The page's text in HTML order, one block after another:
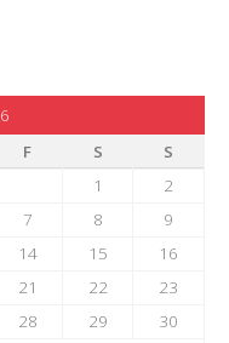
F S
S
1
2
7 8
9
14 15
16
21 22
23
28 29
30